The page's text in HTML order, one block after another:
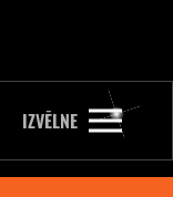
IZVĒLNE